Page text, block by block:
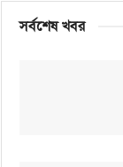
সর্বশেষ খবর